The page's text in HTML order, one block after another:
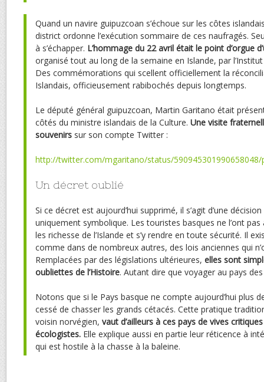
Quand un navire guipuzcoan s’échoue sur les côtes
district ordonne l’exécution sommaire de ces naufragés.
à s’échapper. L’hommage du 22 avril était le point d’orgue
organisé tout au long de la semaine en Islande, par
Des commémorations qui scellent officiellement la
Islandais, officieusement rabibochés depuis longtemps.
Le député général guipuzcoan, Martin Garitano était
côtés du ministre islandais de la Culture. Une visite
souvenirs sur son compte Twitter :
http://twitter.com/mgaritano/status/
Un décret oublié
Si ce décret est aujourd’hui supprimé, il s’agit d’une
uniquement symbolique. Les touristes basques ne l’ont
les richesse de l’Islande et s’y rendre en toute sécurité. Il
comme dans de nombreux autres, des lois anciennes qui
Remplacées par des législations ultérieures, elles sont
oubliettes de l’Histoire. Autant dire que voyager au pays
Notons que si le Pays basque ne compte aujourd’hui plus
cessé de chasser les grands cétacés. Cette pratique
voisin norvégien, vaut d’ailleurs à ces pays de vives
écologistes. Elle explique aussi en partie leur réticence à
qui est hostile à la chasse à la baleine.